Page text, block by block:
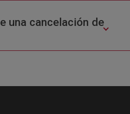
una cancelación de